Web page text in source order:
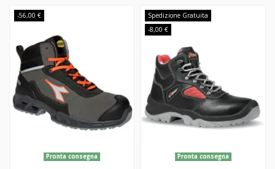
-56,00 €
Pronta consegna
Spedizione Gratuita
-8,00 €
Pronta consegna